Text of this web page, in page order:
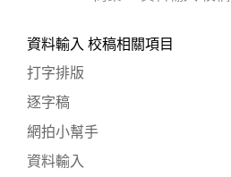
資料輸入 校稿相關項目
打字排版
逐字稿
網拍小幫手
資料輸入